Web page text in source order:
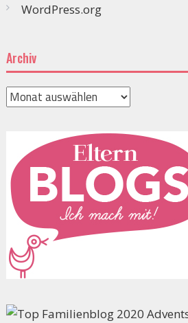
WordPress.org
Archiv
Archiv